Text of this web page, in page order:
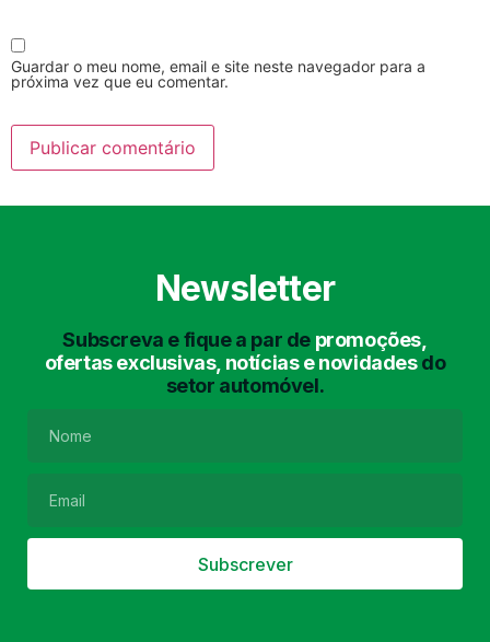
Guardar o meu nome, email e site neste navegador para a
próxima vez que eu comentar.
Newsletter
Subscreva e fique a par de promoções,
ofertas exclusivas, notícias e novidadesdo
setor automóvel.
Subscrever
Lavagem Manual
Lavagem de Chassis Matrículas
Filtro de Partículas Óleos